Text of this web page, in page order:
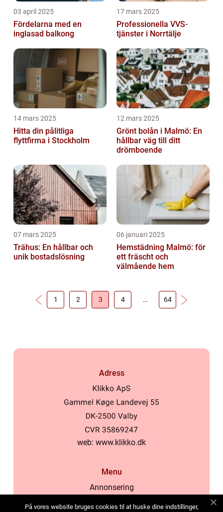
03 april 2025
Fördelarna med en
inglasad balkong
17 mars 2025
Professionella VVS-
tjänster i Norrtälje
14 mars 2025
Hitta din pålitliga
flyttfirma i Stockholm
12 mars 2025
Grönt bolån i Malmö: En
hållbar väg till ditt
drömboende
07 mars 2025
Trähus: En hållbar och
unik bostadslösning
06 januari 2025
Hemstädning Malmö: för
ett fräscht och
välmående hem
1 2 3 4 … 64
Adress
web: www.klikko.dk
Menu
Annonsering
På vores website bruges cookies til at huske dine indstillinger,